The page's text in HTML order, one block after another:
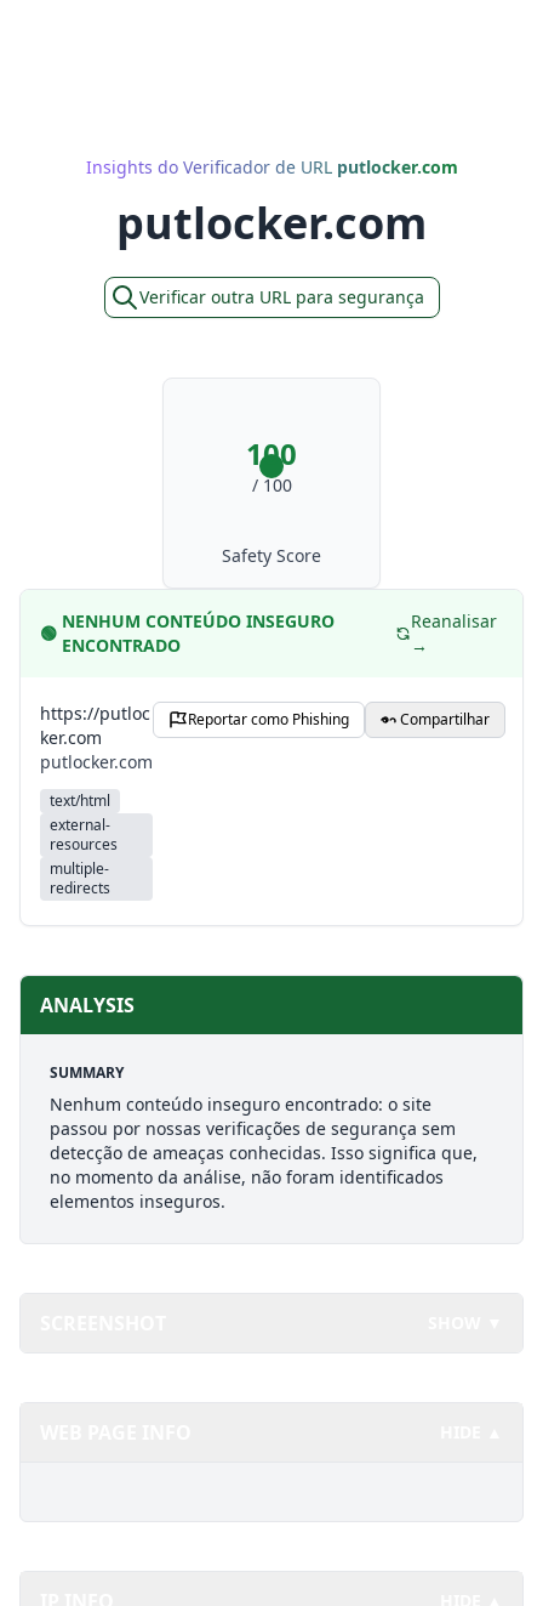
Insights do Verificador de URL putlocker.com
putlocker.com
Verificar outra URL para segurança
100
/ 100
Safety Score
🟢
NENHUM CONTEÚDO INSEGURO
ENCONTRADO
Reanalisar
→
https://putloc
ker.com
putlocker.com
text/html
external-
resources
multiple-
redirects
Reportar como Phishing Compartilhar
ANALYSIS
SUMMARY
Nenhum conteúdo inseguro encontrado: o site
passou por nossas verificações de segurança sem
detecção de ameaças conhecidas. Isso significa que,
no momento da análise, não foram identificados
elementos inseguros.